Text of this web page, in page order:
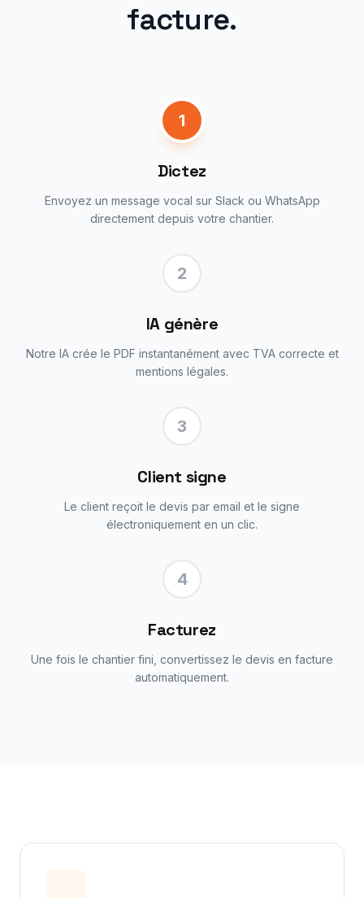
facture.
1
Dictez
Envoyez un message vocal sur Slack ou WhatsApp
directement depuis votre chantier.
2
IA génère
Notre IA crée le PDF instantanément avec TVA correcte et
mentions légales.
3
Client signe
Le client reçoit le devis par email et le signe
électroniquement en un clic.
4
Facturez
Une fois le chantier fini, convertissez le devis en facture
automatiquement.